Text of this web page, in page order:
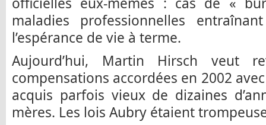
maladies professionnelles
l’espérance de vie à terme.
Aujourd’hui, Martin Hirsch veut
compensations accordées en 2002
acquis parfois vieux de dizaines
mères. Les lois Aubry étaient